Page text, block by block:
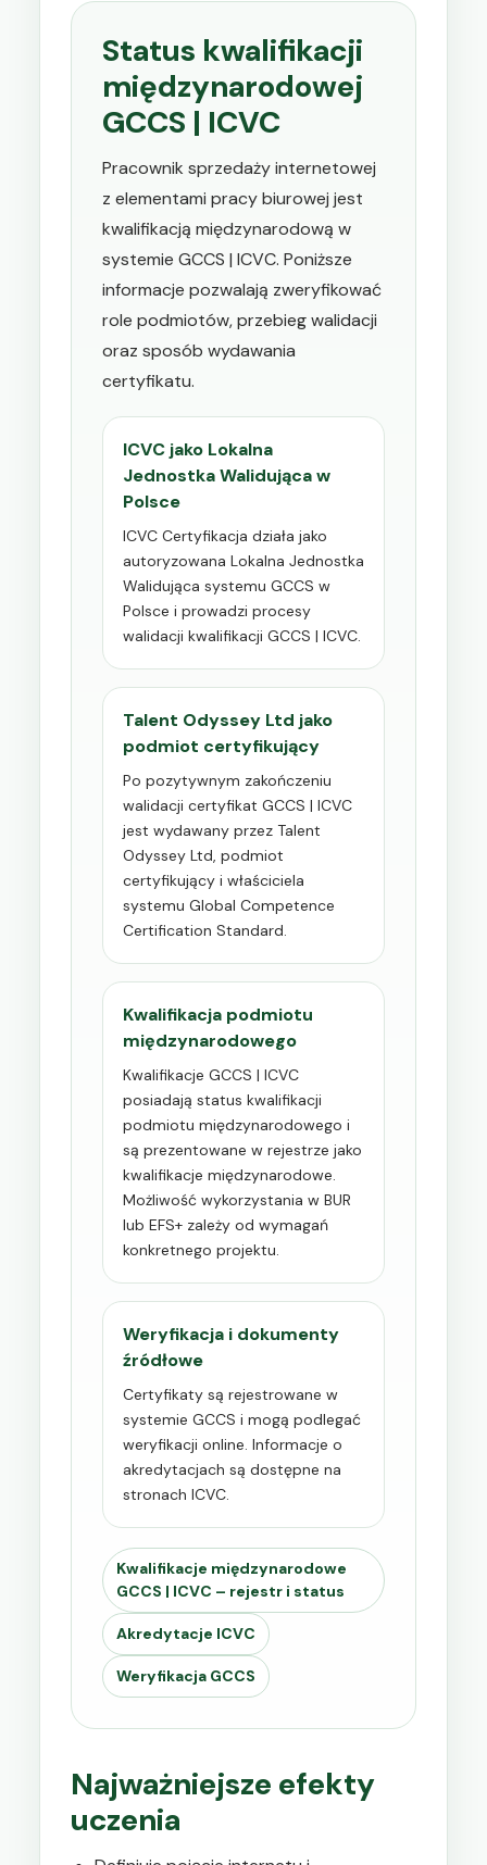
Status kwalifikacji
międzynarodowej
GCCS | ICVC
Pracownik sprzedaży internetowej
z elementami pracy biurowej jest
kwalifikacją międzynarodową w
systemie GCCS | ICVC. Poniższe
informacje pozwalają zweryfikować
role podmiotów, przebieg walidacji
oraz sposób wydawania
certyfikatu.
ICVC jako Lokalna
Jednostka Walidująca w
Polsce
ICVC Certyfikacja działa jako
autoryzowana Lokalna Jednostka
Walidująca systemu GCCS w
Polsce i prowadzi procesy
walidacji kwalifikacji GCCS | ICVC.
Talent Odyssey Ltd jako
podmiot certyfikujący
Po pozytywnym zakończeniu
walidacji certyfikat GCCS | ICVC
jest wydawany przez Talent
Odyssey Ltd, podmiot
certyfikujący i właściciela
systemu Global Competence
Certification Standard.
Kwalifikacja podmiotu
międzynarodowego
Kwalifikacje GCCS | ICVC
posiadają status kwalifikacji
podmiotu międzynarodowego i
są prezentowane w rejestrze jako
kwalifikacje międzynarodowe.
Możliwość wykorzystania w BUR
lub EFS+ zależy od wymagań
konkretnego projektu.
Weryfikacja i dokumenty
źródłowe
Certyfikaty są rejestrowane w
systemie GCCS i mogą podlegać
weryfikacji online. Informacje o
akredytacjach są dostępne na
stronach ICVC.
Kwalifikacje międzynarodowe
GCCS | ICVC – rejestr i status
Akredytacje ICVC
Weryfikacja GCCS
Najważniejsze efekty
uczenia